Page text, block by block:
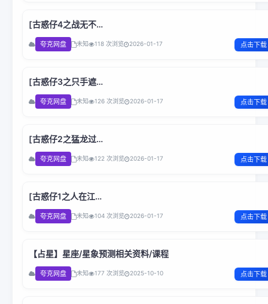
[古惑仔4之战无不
胜]Young.and.Dangerous.IV.1997.1080p.Netflix.WEB-
DL.H264.AC3.国粤双语.BOBO
夸克网盘 未知 118 次浏览 2026-01-17 点击下载
[古惑仔3之只手遮
天
国粤双语.BOBO
夸克网盘 未知 126 次浏览 2026-01-17 点击下载
[古惑仔2之猛龙过
江]Young.and.Dangerous.II.1996.1080p.Netflix.WEB-
DL.H264.AC3.国粤双语.BOBO
夸克网盘 未知 122 次浏览 2026-01-17 点击下载
[古惑仔1之人在江
湖]Young.and.Dangerous.I.1996.1080p.H264.AC3.国粤双
语.BOBO
夸克网盘 未知 104 次浏览 2026-01-17 点击下载
【占星】星座/星象预测相关资料/课程
夸克网盘 未知 177 次浏览 2025-10-10 点击下载